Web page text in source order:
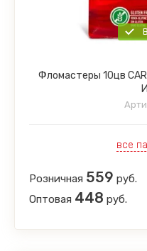
Фломастеры 10цв
все
Розничная 559 руб.
Оптовая 448 руб.